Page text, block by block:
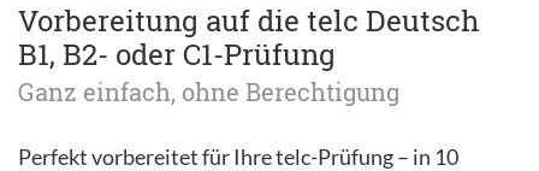
Vorbereitung auf die telc Deutsch
B1, B2- oder C1-Prüfung
Ganz einfach, ohne Berechtigung
Perfekt vorbereitet für Ihre telc-Prüfung – in 10